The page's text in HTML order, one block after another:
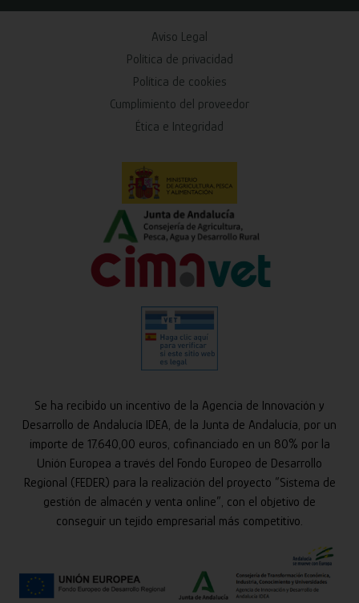
Aviso Legal
Política de privacidad
Política de cookies
Cumplimiento del proveedor
Ética e Integridad
Se ha recibido un incentivo de la Agencia de Innovación y
Desarrollo de Andalucía IDEA, de la Junta de Andalucía, por un
importe de 17.640,00 euros, cofinanciado en un 80% por la
Unión Europea a través del Fondo Europeo de Desarrollo
Regional (FEDER) para la realización del proyecto “Sistema de
gestión de almacén y venta online”, con el objetivo de
conseguir un tejido empresarial más competitivo.